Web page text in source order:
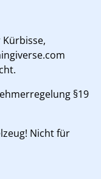
§19
Nicht für